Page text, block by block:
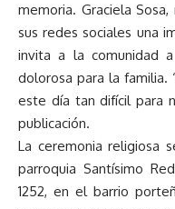
memoria. Graciela
sus redes sociales una
invita a la comunidad
dolorosa para la familia.
este día tan difícil para
publicación.
La ceremonia religiosa
parroquia Santísimo
1252, en el barrio